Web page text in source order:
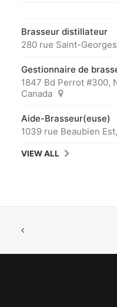
Brasseur distillateur
280 rue Saint-
Gestionnaire de
1847 Bd Perrot #300,
Canada
Aide-Brasseur(euse)
1039 rue Beaubien
VIEW ALL